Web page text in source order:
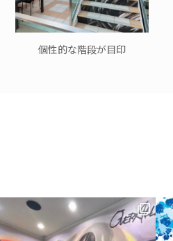
個性的な階段が目印